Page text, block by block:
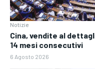
Notizie
Cina, vendite al
14 mesi consecutivi
6 Agosto 2026